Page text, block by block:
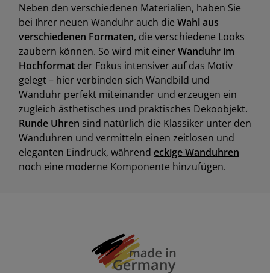
Neben den verschiedenen Materialien, haben Sie
bei Ihrer neuen Wanduhr auch die Wahl aus
verschiedenen Formaten, die verschiedene Looks
zaubern können. So wird mit einerWanduhr im
Hochformat der Fokus intensiver auf das Motiv
gelegt – hier verbinden sich Wandbild und
Wanduhr perfekt miteinander und erzeugen ein
zugleich ästhetisches und praktisches Dekoobjekt.
Runde Uhren sind natürlich die Klassiker unter den
Wanduhren und vermitteln einen zeitlosen und
eleganten Eindruck, während eckige Wanduhren
noch eine moderne Komponente hinzufügen.